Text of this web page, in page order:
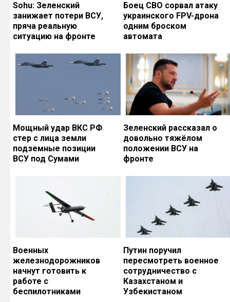
Sohu: Зеленский
занижает потери ВСУ,
пряча реальную
ситуацию на фронте
Боец СВО сорвал атаку
украинского FPV-дрона
одним броском
автомата
Мощный удар ВКС РФ
стер с лица земли
подземные позиции
ВСУ под Сумами
Зеленский рассказал о
довольно тяжёлом
положении ВСУ на
фронте
Военных
железнодорожников
начнут готовить к
работе с
беспилотниками
Путин поручил
пересмотреть военное
сотрудничество с
Казахстаном и
Узбекистаном